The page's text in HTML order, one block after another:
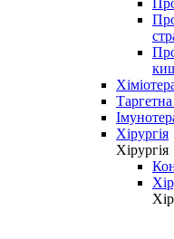
Таргетна
Хірургія
Хірургія